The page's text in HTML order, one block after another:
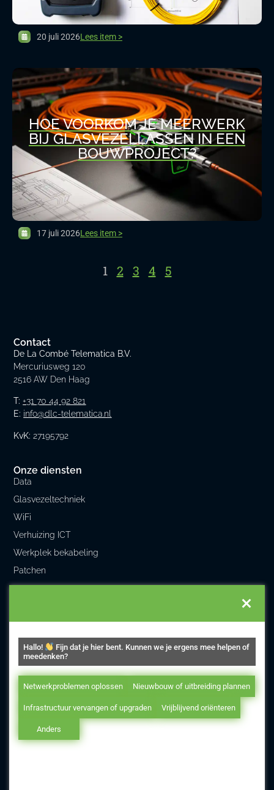
20 juli 2026Lees item >
HOE VOORKOM JE MEERWERK
BIJ GLASVEZELLASSEN IN EEN
BOUWPROJECT?
17 juli 2026Lees item >
1 2 3 4 5
Hallo!
Fijn dat je hier bent. Kunnen we je ergens mee helpen of
meedenken?
Netwerkproblemen oplossen Nieuwbouw of uitbreiding plannen
Infrastructuur vervangen of upgraden Vrijblijvend oriënteren
Anders
Onze diensten
Data
Glasvezeltechniek
WiFi
Verhuizing ICT
Werkplek bekabeling
Patchen
Projecten
Vacatures
Kennisbank
Contact
De La Combé Telematica B.V.
Mercuriusweg 120
2516 AW Den Haag
T: +31 70 44 92 821
E: info@dlc-telematica.nl
KvK: 27195792